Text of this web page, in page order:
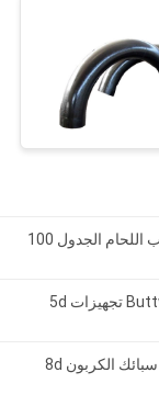
Asme الكربون الصلب 3D تركيب الأنابيب بيند بعقب اللحام الجدول 100
Gb Standard Carbon Steel معتدل الصلب Buttweld تجهيزات 5d
Asme B16.9 SCH30 تركيبات لحام بعقب فولاذية سبائك الكربون 8d